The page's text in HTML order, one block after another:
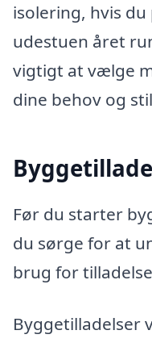
isolering, hvis
udestuen året
vigtigt at vælge
dine behov og
Før du starter
du sørge for at
brug for
Byggetilladelser